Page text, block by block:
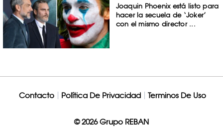
Joaquin Phoenix está listo para
hacer la secuela de ‘Joker’
con el mismo director ...
Contacto Política De Privacidad Terminos De Uso
© 2026 Grupo REBAN